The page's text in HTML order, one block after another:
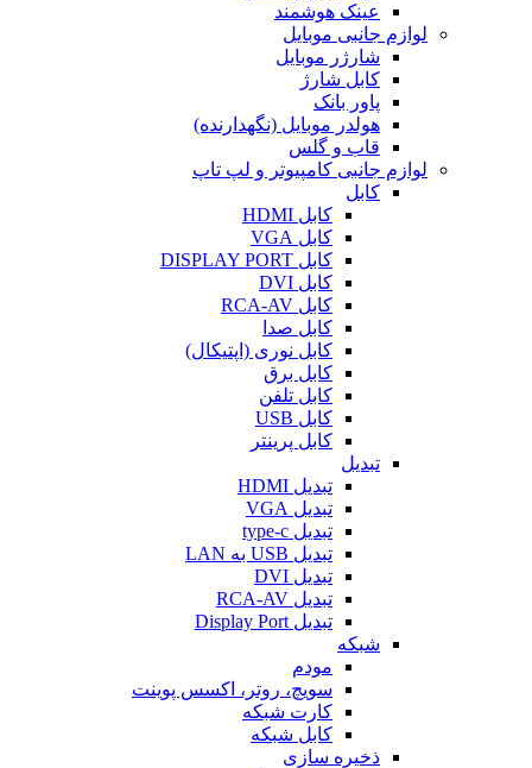
عینک هوشمند
لوازم جانبی موبایل
شارژر موبایل
کابل شارژ
پاور بانک
هولدر موبایل (نگهدارنده)
قاب و گلس
لوازم جانبی کامپیوتر و لپ تاپ
کابل
کابل HDMI
کابل VGA
کابل DISPLAY PORT
کابل DVI
کابل RCA-AV
کابل صدا
کابل نوری (اپتیکال)
کابل برق
کابل تلفن
کابل USB
کابل پرینتر
تبدیل
تبدیل HDMI
تبدیل VGA
تبدیل type-c
تبدیل USB به LAN
تبدیل DVI
تبدیل RCA-AV
تبدیل Display Port
شبکه
مودم
سویچ، روتر، اکسس پوینت
کارت شبکه
کابل شبکه
ذخیره سازی